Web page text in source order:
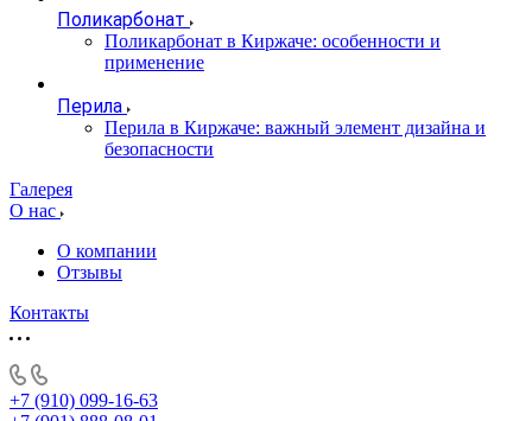
Поликарбонат
Поликарбонат в Киржаче: особенности и
применение
Перила
Перила в Киржаче: важный элемент дизайна и
безопасности
Галерея
О нас
О компании
Отзывы
Контакты
+7 (910) 099-16-63